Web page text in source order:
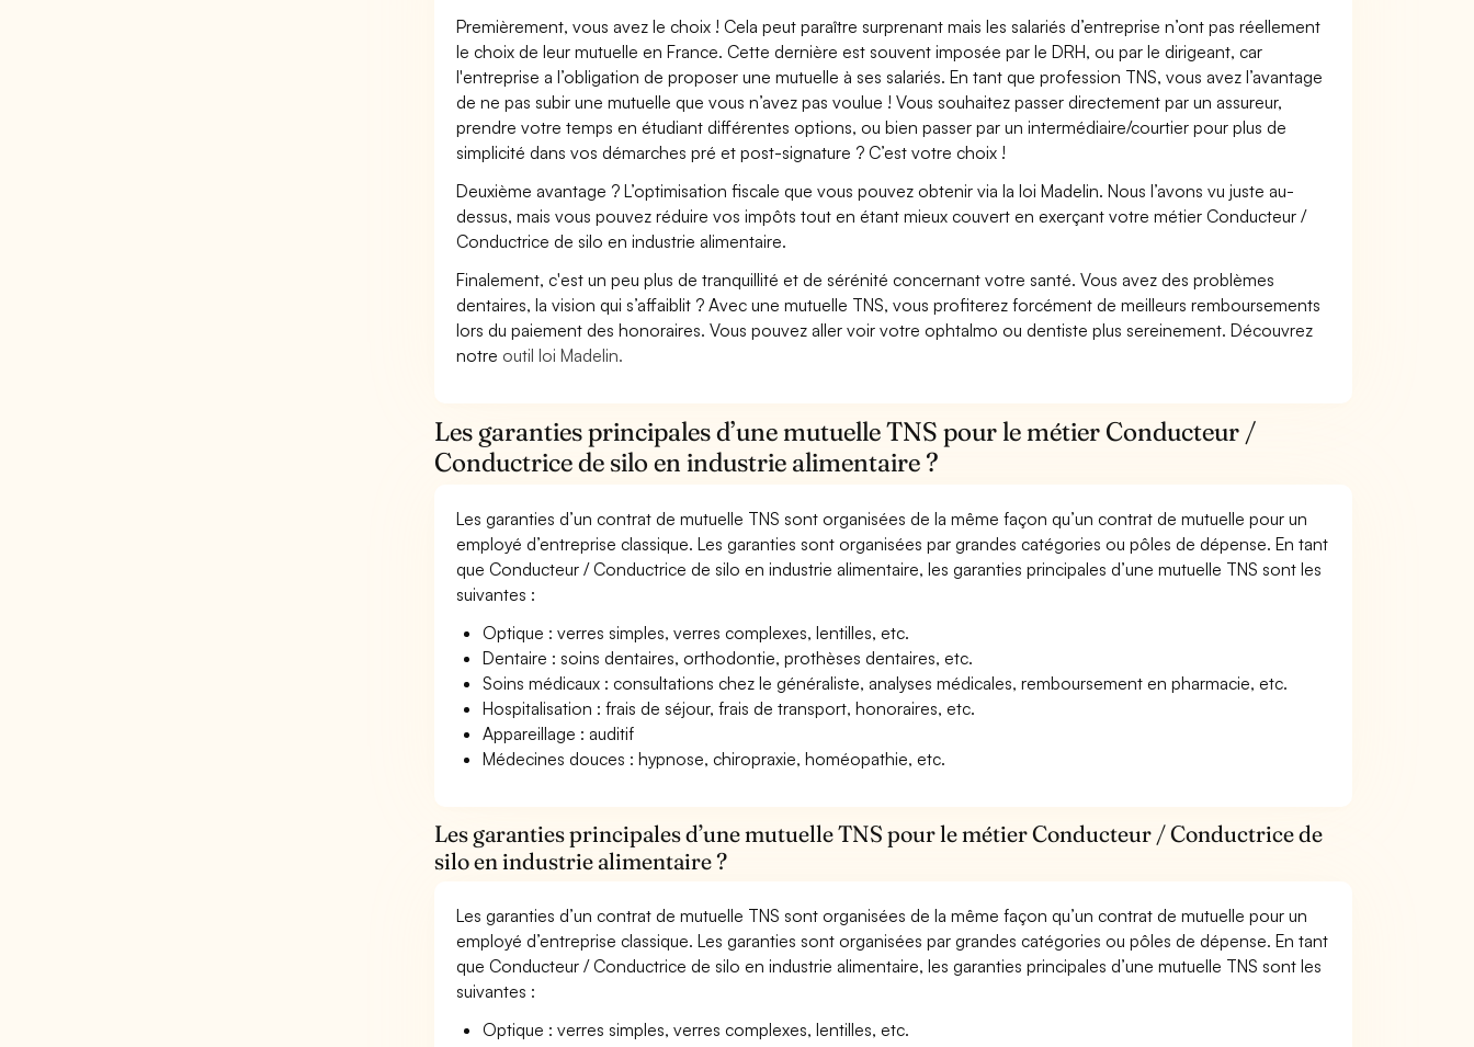
Premièrement, vous avez le choix ! Cela peut paraître surprenant mais les salariés d’entreprise n’ont pas réellement
le choix de leur mutuelle en France. Cette dernière est souvent imposée par le DRH, ou par le dirigeant, car
l'entreprise a l’obligation de proposer une mutuelle à ses salariés. En tant que profession TNS, vous avez l’avantage
de ne pas subir une mutuelle que vous n’avez pas voulue ! Vous souhaitez passer directement par un assureur,
prendre votre temps en étudiant différentes options, ou bien passer par un intermédiaire/courtier pour plus de
simplicité dans vos démarches pré et post-signature ? C’est votre choix !
Deuxième avantage ? L’optimisation fiscale que vous pouvez obtenir via la loi Madelin. Nous l’avons vu juste au-
dessus, mais vous pouvez réduire vos impôts tout en étant mieux couvert en exerçant votre métier Conducteur /
Conductrice de silo en industrie alimentaire.
Finalement, c'est un peu plus de tranquillité et de sérénité concernant votre santé. Vous avez des problèmes
dentaires, la vision qui s’affaiblit ? Avec une mutuelle TNS, vous profiterez forcément de meilleurs remboursements
lors du paiement des honoraires. Vous pouvez aller voir votre ophtalmo ou dentiste plus sereinement. Découvrez
notre outil loi Madelin.
Les garanties principales d’une mutuelle TNS pour le métier Conducteur /
Conductrice de silo en industrie alimentaire ?
Les garanties d’un contrat de mutuelle TNS sont organisées de la même façon qu’un contrat de mutuelle pour un
employé d’entreprise classique. Les garanties sont organisées par grandes catégories ou pôles de dépense. En tant
que Conducteur / Conductrice de silo en industrie alimentaire, les garanties principales d’une mutuelle TNS sont les
suivantes :
Optique : verres simples, verres complexes, lentilles, etc.
Dentaire : soins dentaires, orthodontie, prothèses dentaires, etc.
Soins médicaux : consultations chez le généraliste, analyses médicales, remboursement en pharmacie, etc.
Hospitalisation : frais de séjour, frais de transport, honoraires, etc.
Appareillage : auditif
Médecines douces : hypnose, chiropraxie, homéopathie, etc.
Les garanties principales d’une mutuelle TNS pour le métier Conducteur / Conductrice de
silo en industrie alimentaire ?
Les garanties d’un contrat de mutuelle TNS sont organisées de la même façon qu’un contrat de mutuelle pour un
employé d’entreprise classique. Les garanties sont organisées par grandes catégories ou pôles de dépense. En tant
que Conducteur / Conductrice de silo en industrie alimentaire, les garanties principales d’une mutuelle TNS sont les
suivantes :
Optique : verres simples, verres complexes, lentilles, etc.